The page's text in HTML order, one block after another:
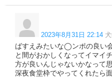
2023年8月31日 22:14
ばすえみたいな◯ンポの良い
と間がおかしくなってイマイ
方が良いんじゃないかなって
深夜食堂枠でやってくれたら